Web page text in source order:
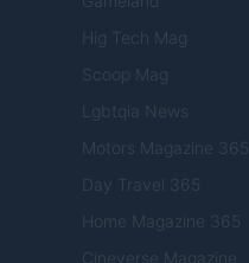
Hig Tech Mag
Scoop Mag
Lgbtqia News
Motors Magazine 365
Day Travel 365
Home Magazine 365
Cineverse Magazine